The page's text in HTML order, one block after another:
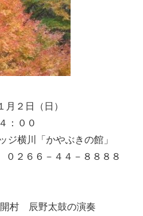
２日（日）
：００
横川「かやぶきの館」
０２６６－４４－８８８８
辰野太鼓の演奏